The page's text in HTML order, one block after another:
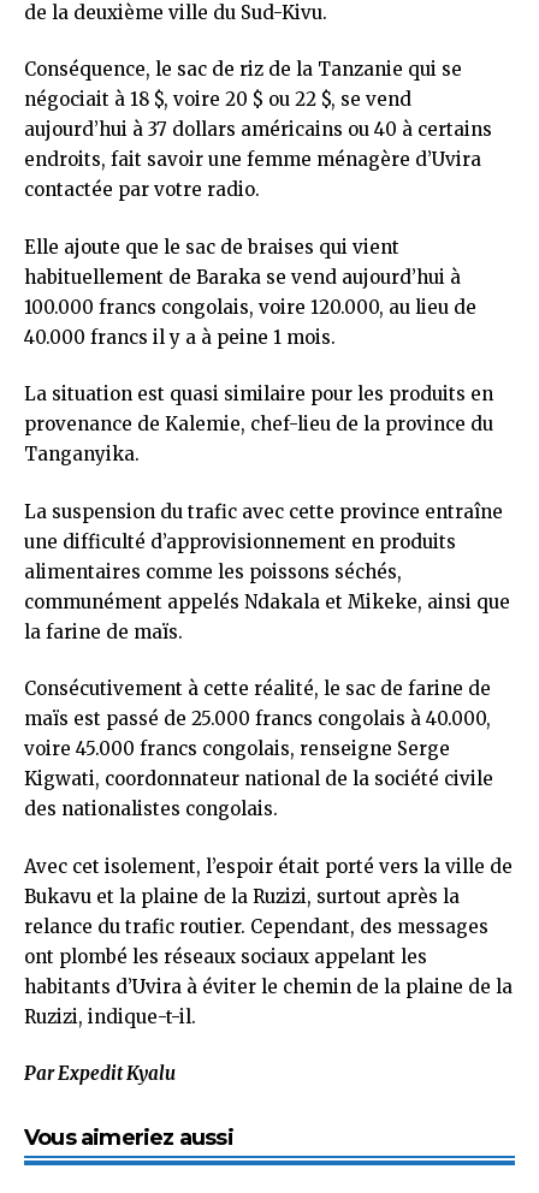
de la deuxième ville du Sud-Kivu.
Conséquence, le sac de riz de la Tanzanie qui se
négociait à 18 $, voire 20 $ ou 22 $, se vend
aujourd’hui à 37 dollars américains ou 40 à certains
endroits, fait savoir une femme ménagère d’Uvira
contactée par votre radio.
Elle ajoute que le sac de braises qui vient
habituellement de Baraka se vend aujourd’hui à
100.000 francs congolais, voire 120.000, au lieu de
40.000 francs il y a à peine 1 mois.
La situation est quasi similaire pour les produits en
provenance de Kalemie, chef-lieu de la province du
Tanganyika.
La suspension du trafic avec cette province entraîne
une difficulté d’approvisionnement en produits
alimentaires comme les poissons séchés,
communément appelés Ndakala et Mikeke, ainsi que
la farine de maïs.
Consécutivement à cette réalité, le sac de farine de
maïs est passé de 25.000 francs congolais à 40.000,
voire 45.000 francs congolais, renseigne Serge
Kigwati, coordonnateur national de la société civile
des nationalistes congolais.
Avec cet isolement, l’espoir était porté vers la ville de
Bukavu et la plaine de la Ruzizi, surtout après la
relance du trafic routier. Cependant, des messages
ont plombé les réseaux sociaux appelant les
habitants d’Uvira à éviter le chemin de la plaine de la
Ruzizi, indique-t-il.
Par Expedit Kyalu
Vous aimeriez aussi